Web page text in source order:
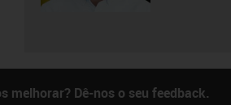
melhorar? Dê-nos o seu feedback.